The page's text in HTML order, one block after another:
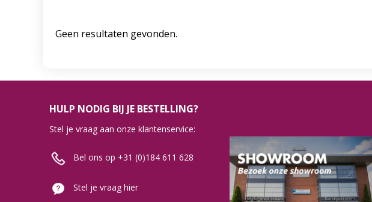
Geen resultaten gevonden.
HULP NODIG BIJ JE BESTELLING?
Stel je vraag aan onze klantenservice:
Bel ons op +31 (0)184 611 628
Stel je vraag hier